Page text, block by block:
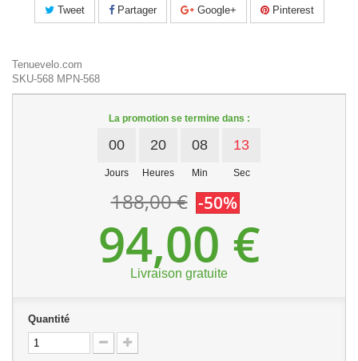
Tweet Partager Google+ Pinterest
Tenuevelo.com
SKU-568 MPN-568
La promotion se termine dans :
00
Jours
20
Heures
08
Min
12
Sec
188,00 € -50%
94,00 €
Livraison gratuite
Quantité